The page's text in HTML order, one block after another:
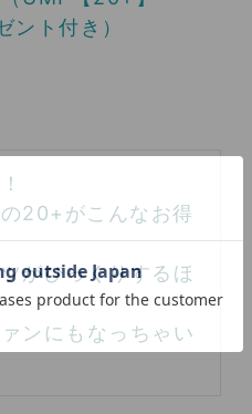
ト付き）
20+がこんなお得
がびっくりするほ
ンにもなっちゃい